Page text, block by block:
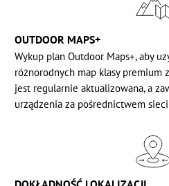
OUTDOOR MAPS+
Wykup plan Outdoor Maps+, aby
różnorodnych map klasy premium
jest regularnie aktualizowana, a
urządzenia za pośrednictwem